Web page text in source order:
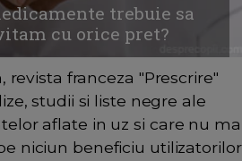
trebuie sa
cu orice pret?
revista franceza "Prescrire"
studii si liste negre ale
aflate in uz si care nu
niciun beneficiu